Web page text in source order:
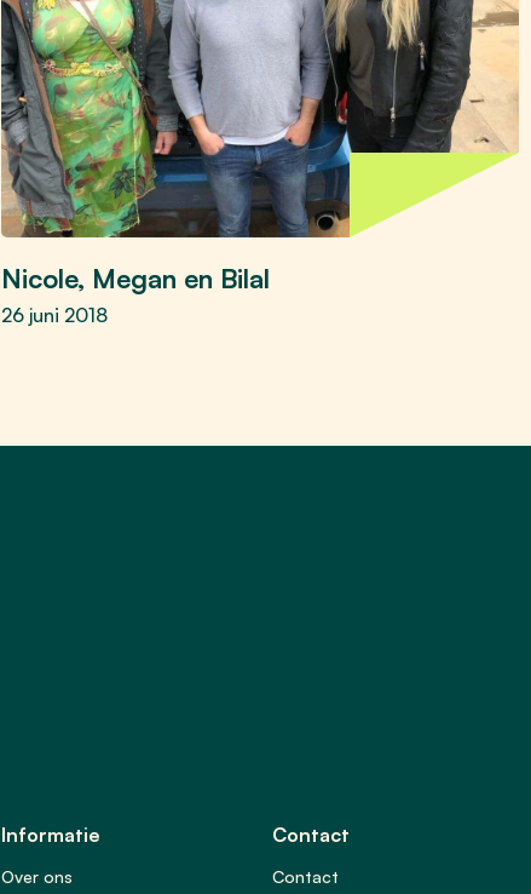
Nicole, Megan en Bilal
26 juni 2018
Informatie
Over ons
Contact
Contact